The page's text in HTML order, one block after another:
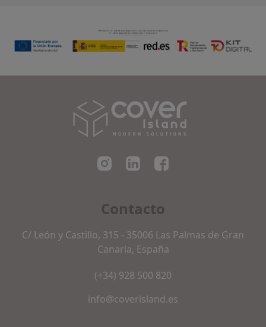
Contacto
C/ León y Castillo, 315 - 35006 Las Palmas de Gran
Canaria, España
(+34) 928 500 820
info@coverisland.es